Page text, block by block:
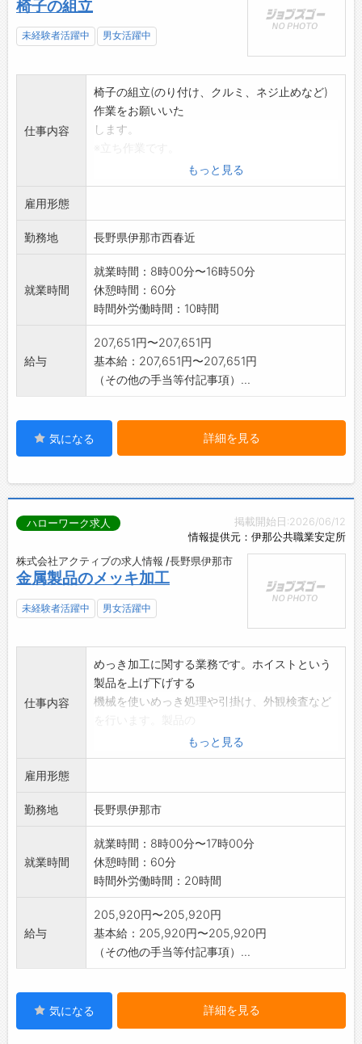
椅子の組立
未経験者活躍中 男女活躍中
仕事内容
椅子の組立(のり付け、クルミ、ネジ止めなど)
作業をお願いいた
します。
業務の変更範囲:変更なし
もっと見る
雇用形態
勤務地 長野県伊那市西春近
就業時間
就業時間：8時00分〜16時50分
休憩時間：60分
時間外労働時間：10時間
給与
207,651円〜207,651円
基本給：207,651円〜207,651円
（その他の手当等付記事項）...
気になる 詳細を見る
掲載開始日:2026/06/12
情報提供元：伊那公共職業安定所
ハローワーク求人
株式会社アクティブの求人情報 /長野県伊那市
金属製品のメッキ加工
未経験者活躍中 男女活躍中
仕事内容
めっき加工に関する業務です。ホイストという
製品を上げ下げする
機械を使いめっき処理や引掛け、外観検査など
入った箱を移動させる作業も含みます。
変更範囲:変更なし
もっと見る
雇用形態
勤務地 長野県伊那市
就業時間
就業時間：8時00分〜17時00分
休憩時間：60分
時間外労働時間：20時間
給与
205,920円〜205,920円
基本給：205,920円〜205,920円
（その他の手当等付記事項）...
気になる 詳細を見る